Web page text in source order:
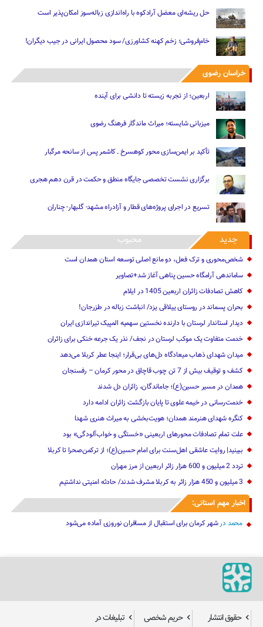
حل ریشه‌ای معضل آرادکوه با راه‌اندازی زباله‌سوز امکان‌پذیر است
خام‌فروشی؛ زخم کهنه کشاورزی/ سود محصول ایرانی در جیب دیگران!
خراسان رضوی
اربعین؛ از تجربه زیسته تا دانشی برای آینده
میزبانی شایسته؛ میراث ماندگار فرهنگ رضوی
تأکید بر ایمن‌سازی محور کوهسرخ ـ کاشمر پس از سانحه مرگبار
برگزاری نشست تخصصی جایگاه منطق و حکمت در قرن دهم هجری
تسریع در اجرای پروژه‌های قطار و آزادراه مشهد- گلبهار- چناران
جدید محبوب
شخص‌محوری و ترک فعل، دو مانع اصلی توسعه استان همدان است
ساماندهی آرامگاه حسین پناهی آغاز شد+تصاویر
کاهش تصادفات زائران اربعین 1405 در ایلام
بحران پسماند در روستای ییلاقی یزد/ انباشت زباله در طزرجان!
دیدار استاندار لرستان با دارنده نخستین سهمیه المپیک تیراندازی ایران
خدمت متفاوت یک موکب لرستان در نجف/ نذر یک جرعه خنکی برای زائران
میدان شهدای ذهاب میعادگاه دل‌های بی‌قرار؛ اینجا عطر کربلا می‌دهد
کشف و توقیف بیش از 7 تن چوب قاچاق در محور کرمان – رفسنجان
همدان در مسیر حسین(ع)؛ جاماندگان، زائران دل شدند
خدمت‌رسانی در خیمه علوی تا پایان بازگشت زائران ادامه دارد
کنگره شهدای هنرمند همدان؛ هویت‌بخشی به میراث هنری شهدا
علت تمام‌ تصادفات محورهای اربعینی‌ «خستگی و خواب‌آلودگی» ‌بود
ببینید| روایت عاشقی اهل‌سنت برای امام حسین(ع)؛ از ترکمن‌صحرا تا کربلا
تردد 2 میلیون و 600 هزار زائر اربعین از مرز مهران‌‌
3 میلیون و 450 هزار ‌زائر به کربلا مشرف شد‌ند/‌ حادثه امنیتی نداشتیم
اخبار مهم استانی:
محمد درشهر کرمان برای استقبال از مسافران نوروزی آماده می‌شود
حقوق انتشار حریم شخصی تبلیغات در